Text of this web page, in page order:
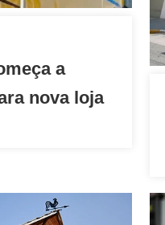
a
nova loja